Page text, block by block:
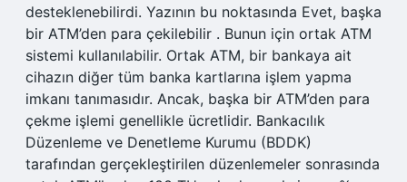
desteklenebilirdi. Yazının bu noktasında Evet, başka
bir ATM’den para çekilebilir . Bunun için ortak ATM
sistemi kullanılabilir. Ortak ATM, bir bankaya ait
cihazın diğer tüm banka kartlarına işlem yapma
imkanı tanımasıdır. Ancak, başka bir ATM’den para
çekme işlemi genellikle ücretlidir. Bankacılık
Düzenleme ve Denetleme Kurumu (BDDK)
tarafından gerçekleştirilen düzenlemeler sonrasında